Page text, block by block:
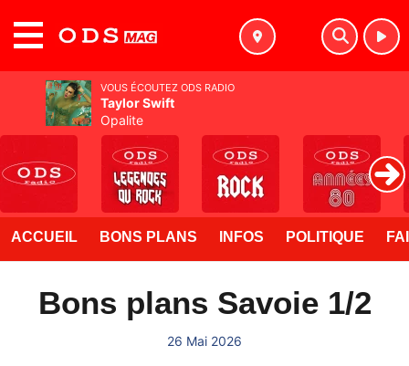
ACCUEIL BONS PLANS INFOS POLITIQUE
Bons plans Savoie 1/2
26 Mai 2026
VOUS ÉCOUTEZ ODS RADIO
Taylor Swift
Opalite